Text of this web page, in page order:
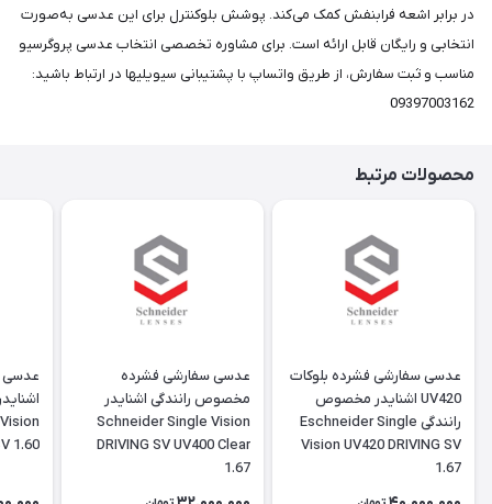
در برابر اشعه فرابنفش کمک می‌کند. پوشش بلوکنترل برای این عدسی به‌صورت
انتخابی و رایگان قابل ارائه است. برای مشاوره تخصصی انتخاب عدسی پروگرسیو
مناسب و ثبت سفارش، از طریق واتساپ با پشتیبانی سیویلیها در ارتباط باشید:
09397003162
محصولات مرتبط
عدسی سفارشی فشرده بلوکات
UV420 اشنایدر مخصوص
رانندگی Eschneider Single
Vision UV420 DRIVING SV
1.67
عدسی سفارشی فشرده
مخصوص رانندگی اشنایدر
Schneider Single Vision
DRIVING SV UV400 Clear
1.67
1.60